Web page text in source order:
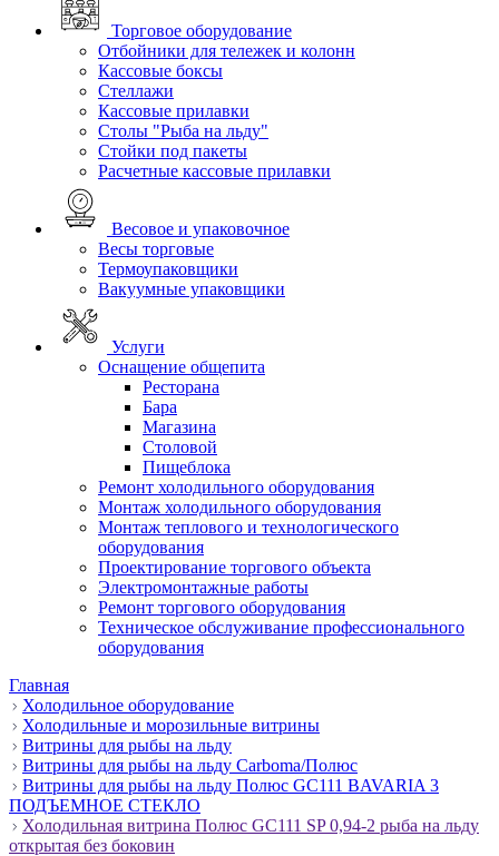
Торговое оборудование
Отбойники для тележек и колонн
Кассовые боксы
Стеллажи
Кассовые прилавки
Столы "Рыба на льду"
Стойки под пакеты
Расчетные кассовые прилавки
Весовое и упаковочное
Весы торговые
Термоупаковщики
Вакуумные упаковщики
Услуги
Оснащение общепита
Ресторана
Бара
Магазина
Столовой
Пищеблока
Ремонт холодильного оборудования
Монтаж холодильного оборудования
Монтаж теплового и технологического
оборудования
Проектирование торгового объекта
Электромонтажные работы
Ремонт торгового оборудования
Техническое обслуживание профессионального
оборудования
Главная
Холодильное оборудование
Холодильные и морозильные витрины
Витрины для рыбы на льду
Витрины для рыбы на льду Carboma/Полюс
Витрины для рыбы на льду Полюс GC111 BAVARIA 3
ПОДЪЕМНОЕ СТЕКЛО
Холодильная витрина Полюс GC111 SP 0,94-2 рыба на льду
открытая без боковин